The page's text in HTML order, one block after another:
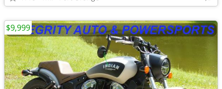
$9,999